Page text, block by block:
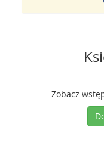
Zobacz